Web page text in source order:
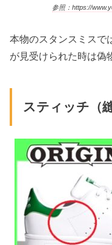
参照：https://
本物のスタンスミスで
が見受けられた時は偽
スティッチ（